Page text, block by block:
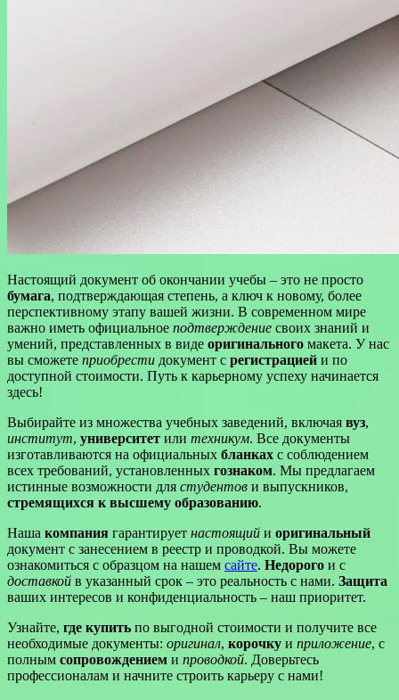
Настоящий документ об окончании учебы – это не просто
бумага, подтверждающая степень, а ключ к новому, более
перспективному этапу вашей жизни. В современном мире
важно иметь официальное подтверждение своих знаний и
умений, представленных в виде оригинального макета. У нас
вы сможете приобрести документ с регистрацией и по
доступной стоимости. Путь к карьерному успеху начинается
здесь!
Выбирайте из множества учебных заведений, включая вуз,
институт, университет или техникум. Все документы
изготавливаются на официальных бланках с соблюдением
всех требований, установленных гознаком. Мы предлагаем
истинные возможности для студентов и выпускников,
стремящихся к высшему образованию.
Наша компания гарантирует настоящий и оригинальный
документ с занесением в реестр и проводкой. Вы можете
ознакомиться с образцом на нашем сайте. Недорого и с
доставкой в указанный срок – это реальность с нами. Защита
ваших интересов и конфиденциальность – наш приоритет.
Узнайте, где купить по выгодной стоимости и получите все
необходимые документы: оригинал, корочку и приложение, с
полным сопровождением и проводкой. Доверьтесь
профессионалам и начните строить карьеру с нами!